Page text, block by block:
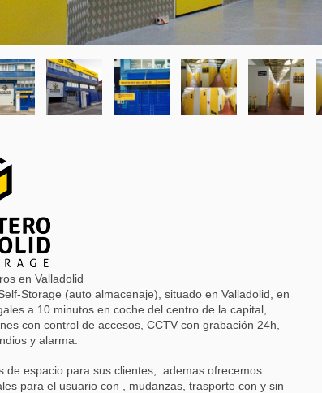
en Valladolid
Storage (auto almacenaje), situado en Valladolid, en
a 10 minutos en coche del centro de la capital,
con control de accesos, CCTV con grabación 24h,
y alarma.
de espacio para sus clientes, ademas ofrecemos
para el usuario con , mudanzas, trasporte con y sin